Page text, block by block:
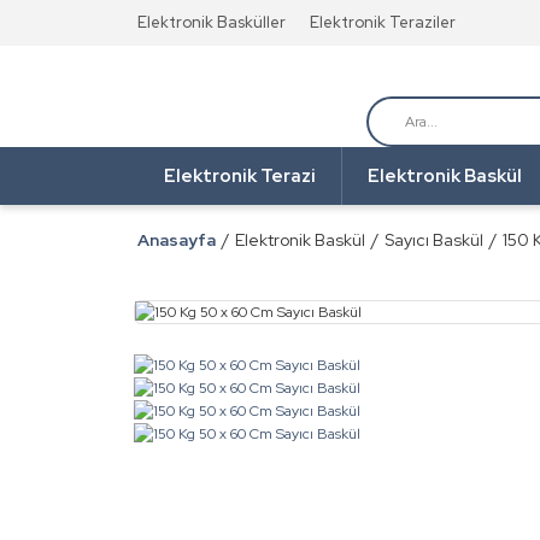
Elektronik Basküller Elektronik Teraziler
Elektronik Terazi Elektronik Baskül
Anasayfa Elektronik Baskül Sayıcı Baskül 150